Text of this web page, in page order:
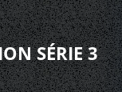
SÉRIE 3